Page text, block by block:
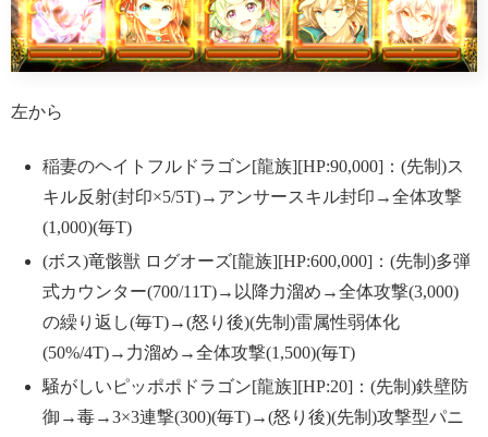
左から
稲妻のヘイトフルドラゴン[龍族][HP:90,000]：(先制)ス
キル反射(封印×5/5T)→アンサースキル封印→全体攻撃
(1,000)(毎T)
(ボス)竜骸獣 ログオーズ[龍族][HP:600,000]：(先制)多弾
式カウンター(700/11T)→以降力溜め→全体攻撃(3,000)
の繰り返し(毎T)→(怒り後)(先制)雷属性弱体化
(50%/4T)→力溜め→全体攻撃(1,500)(毎T)
騒がしいピッポポドラゴン[龍族][HP:20]：(先制)鉄壁防
御→毒→3×3連撃(300)(毎T)→(怒り後)(先制)攻撃型パニ